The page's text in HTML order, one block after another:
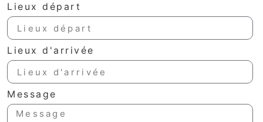
Lieux départ
Lieux d'arrivée
Message